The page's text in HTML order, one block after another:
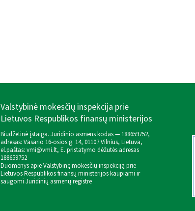
Valstybinė mokesčių inspekcija prie
Lietuvos Respublikos finansų ministerijos
Biudžetinė įstaiga. Juridinio asmens kodas — 188659752,
adresas: Vasario 16-osios g. 14, 01107 Vilnius, Lietuva,
el.paštas: vmi@vmi.lt, E. pristatymo dėžutės adresas
188659752
Duomenys apie Valstybinę mokesčių inspekciją prie
Lietuvos Respublikos finansų ministerijos kaupiami ir
saugomi Juridinių asmenų registre